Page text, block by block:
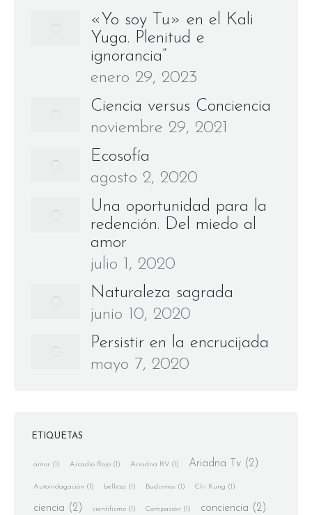
«Yo soy Tu» en el Kali
Yuga. Plenitud e
ignorancia”
enero 29, 2023
Ciencia versus Conciencia
noviembre 29, 2021
Ecosofía
agosto 2, 2020
Una oportunidad para la
redención. Del miedo al
amor
julio 1, 2020
Naturaleza sagrada
junio 10, 2020
Persistir en la encrucijada
mayo 7, 2020
ETIQUETAS
amor (1) Arcadio Rojo (1) Ariadna RV (1) Ariadna Tv (2)
Autoindagación (1) belleza (1) Budismos (1) Chi Kung (1)
ciencia (2) cientifismo (1) Compasión (1) conciencia (2)